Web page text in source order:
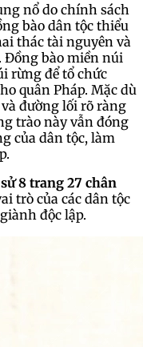
nổ do chính sách
bào dân tộc thiểu
thác tài nguyên và
Đồng bào miền núi
rừng để tổ chức
quân Pháp. Mặc dù
đường lối rõ ràng
trào này vẫn đóng
của dân tộc, làm
8 trang 27 chân
trò của các dân tộc
độc lập.